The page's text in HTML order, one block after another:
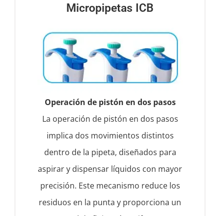
Micropipetas ICB
Operación de pistón en dos pasos
La operación de pistón en dos pasos
implica dos movimientos distintos
dentro de la pipeta, diseñados para
aspirar y dispensar líquidos con mayor
precisión. Este mecanismo reduce los
residuos en la punta y proporciona un